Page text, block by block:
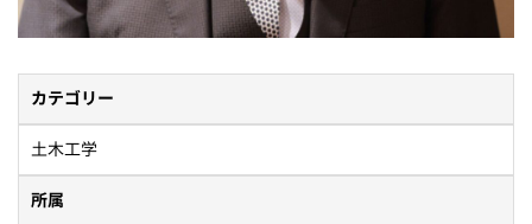
カテゴリー
土木工学
所属